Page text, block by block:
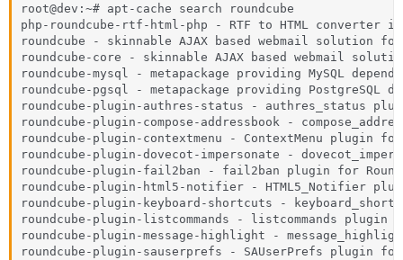
root@dev:~# apt-cache search roundcube
php-roundcube-rtf-html-php - RTF to HTML converter in
roundcube - skinnable AJAX based webmail solution
roundcube-core - skinnable AJAX based webmail
roundcube-mysql - metapackage providing MySQL
roundcube-pgsql - metapackage providing PostgreSQL
roundcube-plugin-authres-status - authres_status
roundcube-plugin-compose-addressbook -
roundcube-plugin-contextmenu - ContextMenu plugin for
roundcube-plugin-dovecot-impersonate -
roundcube-plugin-fail2ban - fail2ban plugin for
roundcube-plugin-html5-notifier - HTML5_Notifier
roundcube-plugin-keyboard-shortcuts -
roundcube-plugin-listcommands - listcommands plugin
roundcube-plugin-message-highlight -
roundcube-plugin-sauserprefs - SAUserPrefs plugin for